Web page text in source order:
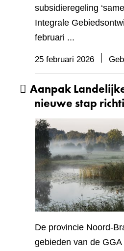
subsidieregeling
Integrale
februari ...
25 februari 2026
Aanpak
nieuwe stap
De provincie Noord-
gebieden van de